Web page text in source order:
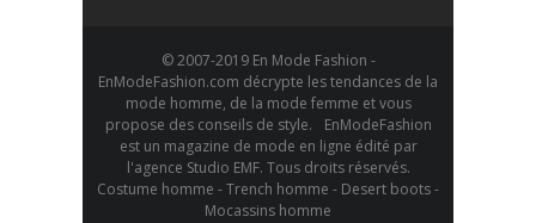
© 2007-2019 En Mode Fashion -
EnModeFashion.com décrypte les tendances de la
mode homme, de la mode femme et vous
propose des conseils de style. EnModeFashion
est un magazine de mode en ligne édité par
l'agence Studio EMF. Tous droits réservés.
Costume homme - Trench homme - Desert boots -
Mocassins homme